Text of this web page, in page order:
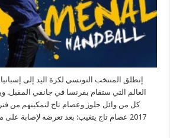
إنطلق المنتخب التونسي لكرة اليد إلى
العالم التي ستقام بفرنسا في جانفي المقبل.
2017 عصام تاج يتغيب: بعد تعرضه لإصابة